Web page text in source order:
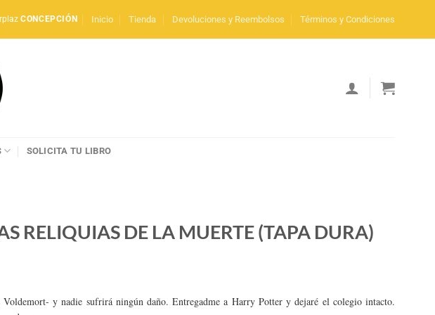
CONCEPCIÓN Inicio Tienda Devoluciones y Reembolsos Términos y Condiciones
SOLICITA TU LIBRO
RELIQUIAS DE LA MUERTE (TAPA DURA)
y nadie sufrirá ningún daño. Entregadme a Harry Potter y dejaré el colegio intacto.